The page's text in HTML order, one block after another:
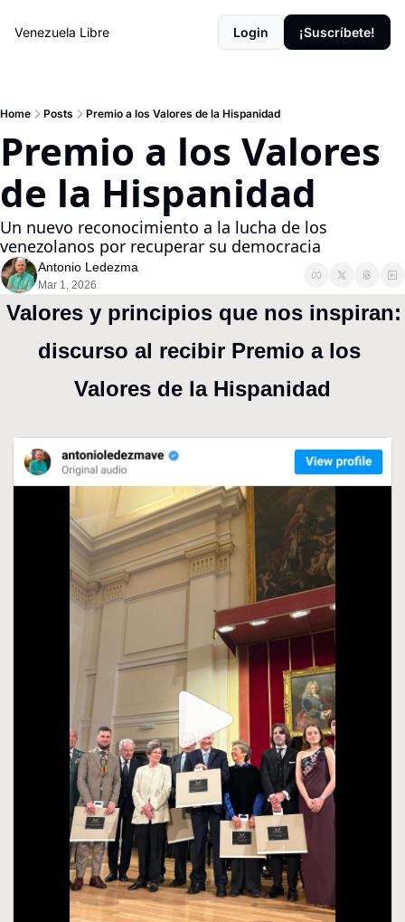
Venezuela Libre Login ¡Suscríbete!
Home Posts Premio a los Valores de la Hispanidad
Premio a los Valores
de la Hispanidad
Un nuevo reconocimiento a la lucha de los
venezolanos por recuperar su democracia
Antonio Ledezma
Mar 1, 2026
discurso al recibir Premio a los
Valores de la Hispanidad